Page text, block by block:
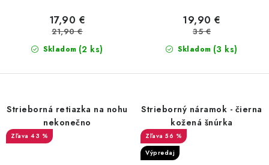
Skladom (2 ks)
17,90 €
21,90 €
Skladom (3 ks)
19,90 €
35 €
Strieborná retiazka na nohu
nekonečno
43 %
Strieborný náramok - čierna
kožená šnúrka
56 %
Výpredaj